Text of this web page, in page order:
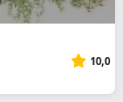
10,0